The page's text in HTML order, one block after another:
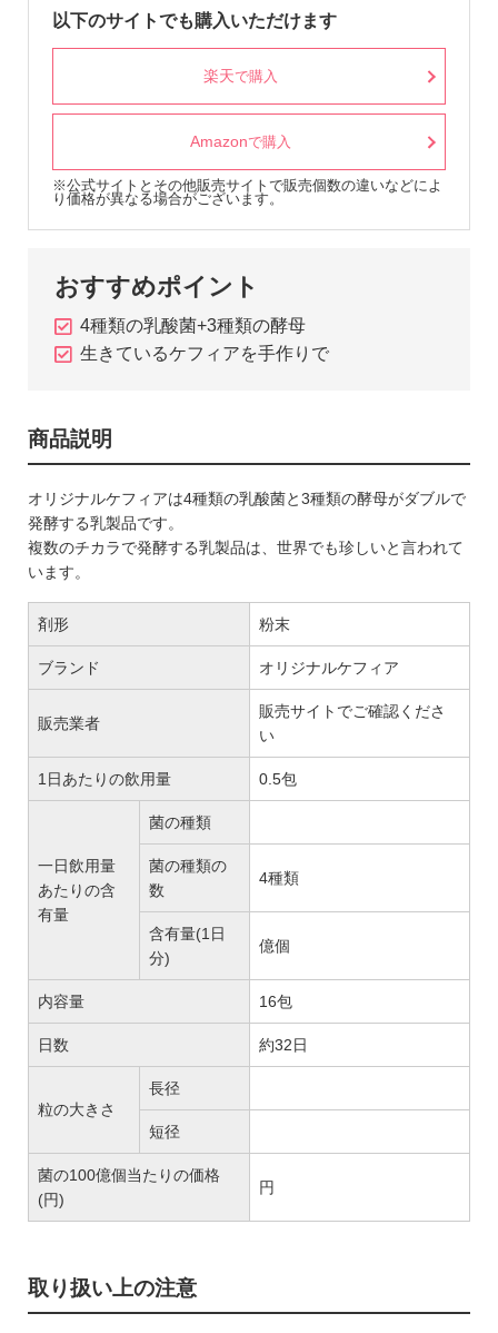
以下のサイトでも購入いただけます
楽天で購入
Amazonで購入
※公式サイトとその他販売サイトで販売個数の違いなどによ
り価格が異なる場合がございます。
おすすめポイント
4種類の乳酸菌+3種類の酵母
生きているケフィアを手作りで
商品説明
オリジナルケフィアは4種類の乳酸菌と3種類の酵母がダブルで
発酵する乳製品です。
複数のチカラで発酵する乳製品は、世界でも珍しいと言われて
います。
剤形 粉末
ブランド オリジナルケフィア
販売業者
販売サイトでご確認くださ
い
1日あたりの飲用量 0.5包
一日飲用量
あたりの含
有量
菌の種類
菌の種類の
数
4種類
含有量(1日
分)
億個
内容量 16包
日数 約32日
粒の大きさ
長径
短径
菌の100億個当たりの価格
(円)
円
取り扱い上の注意